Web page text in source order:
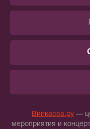
Випкасса.ру —
мероприятия и